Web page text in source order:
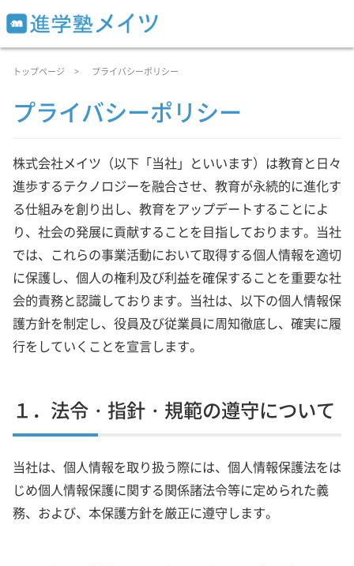
トップページ プライバシーポリシー
プライバシーポリシー
株式会社メイツ（以下「当社」といいます）は教育と日々
進歩するテクノロジーを融合させ、教育が永続的に進化す
る仕組みを創り出し、教育をアップデートすることによ
り、社会の発展に貢献することを目指しております。当社
では、これらの事業活動において取得する個人情報を適切
に保護し、個人の権利及び利益を確保することを重要な社
会的責務と認識しております。当社は、以下の個人情報保
護方針を制定し、役員及び従業員に周知徹底し、確実に履
行をしていくことを宣言します。
１．法令・指針・規範の遵守について
当社は、個人情報を取り扱う際には、個人情報保護法をは
じめ個人情報保護に関する関係諸法令等に定められた義
務、および、本保護方針を厳正に遵守します。